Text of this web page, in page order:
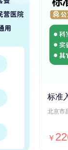
标准
￥